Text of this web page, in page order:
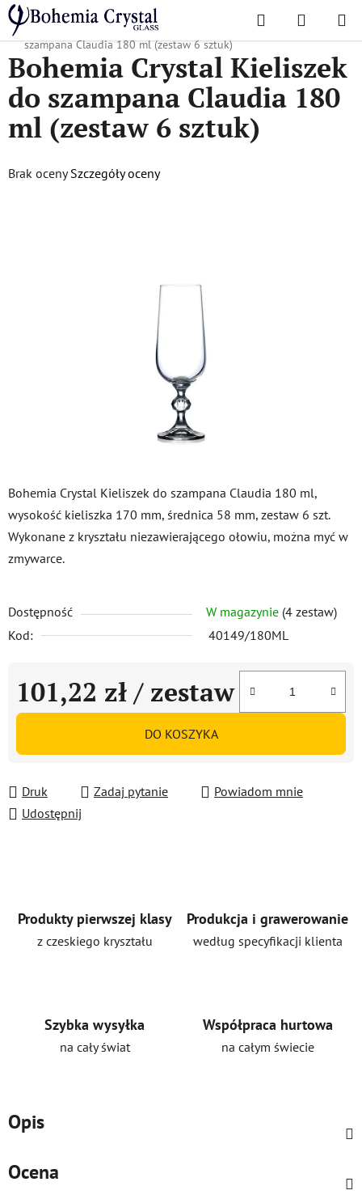
Przejść
do
treści
Szukaj KOSZYK
Home
/ Popularne kolekcje / Klaudia
Bohemia Crystal Kieliszek do
szampana Claudia 180 ml (zestaw 6 sztuk)
Bohemia Crystal Kieliszek do szampana Claudia 180 ml,
wysokość kieliszka 170 mm, średnica 58 mm, zestaw 6 szt.
Wykonane z kryształu niezawierającego ołowiu, można myć w
zmywarce.
Dostępność W magazynie (4 zestaw)
Kod:
40149/180ML
101,22 zł / zestaw
Cena jednostkowa:
DO KOSZYKA
Druk Zadaj pytanie
Powiadom mnie
Udostępnij
Bohemia Crystal Kieliszek
do szampana Claudia 180
ml (zestaw 6 sztuk)
Średnia
Brak oceny Szczegóły oceny
Produkty pierwszej klasy
z czeskiego kryształu
Produkcja i grawerowanie
według specyfikacji klienta
Szybka wysyłka
na cały świat
Współpraca hurtowa
na całym świecie
Opis
Ocena